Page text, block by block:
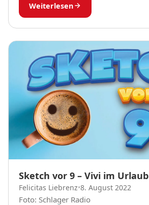
Weiterlesen
Sketch vor 9 – Vivi im Urlaub
Felicitas Liebrenz•8. August 2022
Foto: Schlager Radio